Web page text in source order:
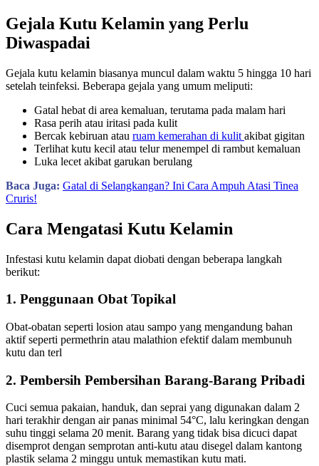
Gejala Kutu Kelamin yang Perlu
Diwaspadai
Gejala kutu kelamin biasanya muncul dalam waktu 5 hingga 10 hari
setelah teinfeksi. Beberapa gejala yang umum meliputi:
Gatal hebat di area kemaluan, terutama pada malam hari
Rasa perih atau iritasi pada kulit
Bercak kebiruan atau ruam kemerahan di kulit akibat gigitan
Terlihat kutu kecil atau telur menempel di rambut kemaluan
Luka lecet akibat garukan berulang
Baca Juga: Gatal di Selangkangan? Ini Cara Ampuh Atasi Tinea
Cruris!
Cara Mengatasi Kutu Kelamin
Infestasi kutu kelamin dapat diobati dengan beberapa langkah
berikut:
1. Penggunaan Obat Topikal
Obat-obatan seperti losion atau sampo yang mengandung bahan
aktif seperti permethrin atau malathion efektif dalam membunuh
kutu dan terl
2. Pembersih Pembersihan Barang-Barang Pribadi
Cuci semua pakaian, handuk, dan seprai yang digunakan dalam 2
hari terakhir dengan air panas minimal 54°C, lalu keringkan dengan
suhu tinggi selama 20 menit. Barang yang tidak bisa dicuci dapat
disemprot dengan semprotan anti-kutu atau disegel dalam kantong
plastik selama 2 minggu untuk memastikan kutu mati.